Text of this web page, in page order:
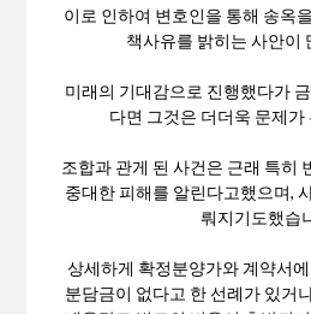
이로 인하여 변호인을 통해 송옥
책사유를 밝히는 사안이
미래의 기대감으로 진행했다가
다면 그것은 더더욱 문제
조합과 관게 된 사건은 근래 특히
중대한 피해를 알린다고했으며,
뤄지기도했습
상세하게 확정분양가와 계약서
분담금이 없다고 한 선례가 있거